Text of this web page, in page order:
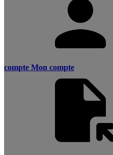
compte Mon compte